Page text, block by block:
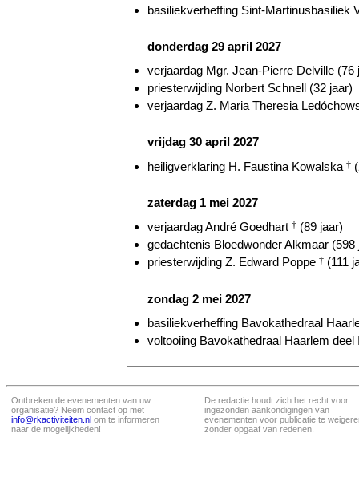
basiliekverheffing Sint-Martinusbasiliek
donderdag 29 april 2027
verjaardag Mgr. Jean-Pierre Delville (76
priesterwijding Norbert Schnell (32 jaar)
verjaardag Z. Maria Theresia
vrijdag 30 april 2027
heiligverklaring H. Faustina Kowalska †
zaterdag 1 mei 2027
verjaardag André Goedhart † (89 jaar)
gedachtenis Bloedwonder Alkmaar (598
priesterwijding Z. Edward Poppe † (111
zondag 2 mei 2027
basiliekverheffing Bavokathedraal
voltooiing Bavokathedraal Haarlem deel
Ontbreken de evenementen van uw
organisatie? Neem contact op met
info@rkactiviteiten.nl om te informeren
naar de mogelijkheden!
De redactie houdt zich het recht voor
ingezonden aankondigingen van
evenementen voor publicatie te
zonder opgaaf van redenen.